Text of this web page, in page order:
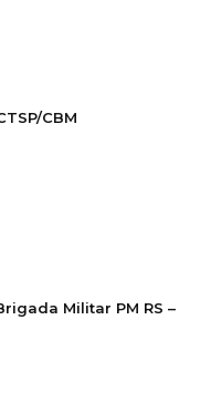
CBM
Militar PM RS –